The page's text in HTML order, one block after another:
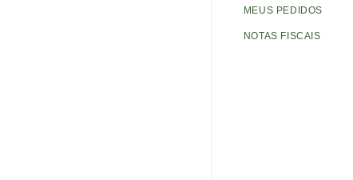
MEUS PEDIDOS
NOTAS FISCAIS